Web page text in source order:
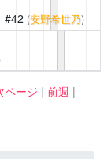
#42 (安野希世乃)
ページ | 前週 |